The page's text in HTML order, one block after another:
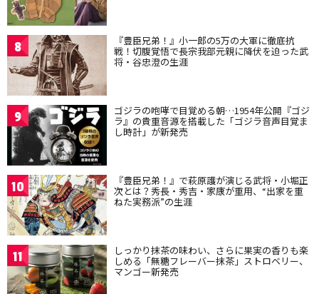
8 『豊臣兄弟！』小一郎の5万の大軍に徹底抗
戦！切腹覚悟で長宗我部元親に降伏を迫った武
将・谷忠澄の生涯
9 ゴジラの咆哮で目覚める朝…1954年公開『ゴジ
ラ』の貴重音源を搭載した「ゴジラ音声目覚ま
し時計」が新発売
10 『豊臣兄弟！』で萩原護が演じる武将・小堀正
次とは？秀長・秀吉・家康が重用、“出家を重
ねた実務派”の生涯
11 しっかり抹茶の味わい、さらに果実の香りも楽
しめる「無糖フレーバー抹茶」ストロベリー、
マンゴー新発売